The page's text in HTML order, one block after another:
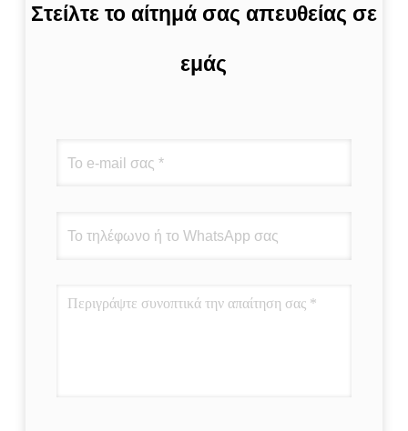
Στείλτε το αίτημά σας απευθείας σε
εμάς